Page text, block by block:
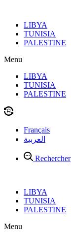
contenuLIBYA
TUNISIA
PALESTINE
Menu
LIBYA
TUNISIA
PALESTINE
Français
العربية
Rechercher
LIBYA
TUNISIA
PALESTINE
Menu